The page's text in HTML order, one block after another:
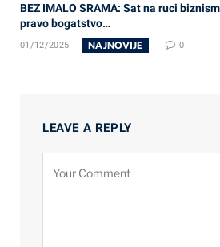
BEZ IMALO SRAMA: Sat na ruci
pravo bogatstvo…
01/12/2025 NAJNOVIJE 0
LEAVE A REPLY